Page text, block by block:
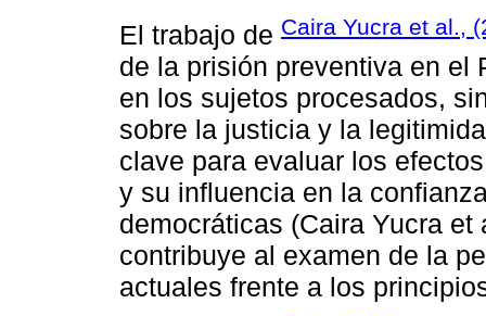
El trabajo de Caira Yucra et al.,
de la prisión preventiva en el
en los sujetos procesados,
sobre la justicia y la
clave para evaluar los
y su influencia en la
democráticas (Caira Yucra
contribuye al examen de la
actuales frente a los